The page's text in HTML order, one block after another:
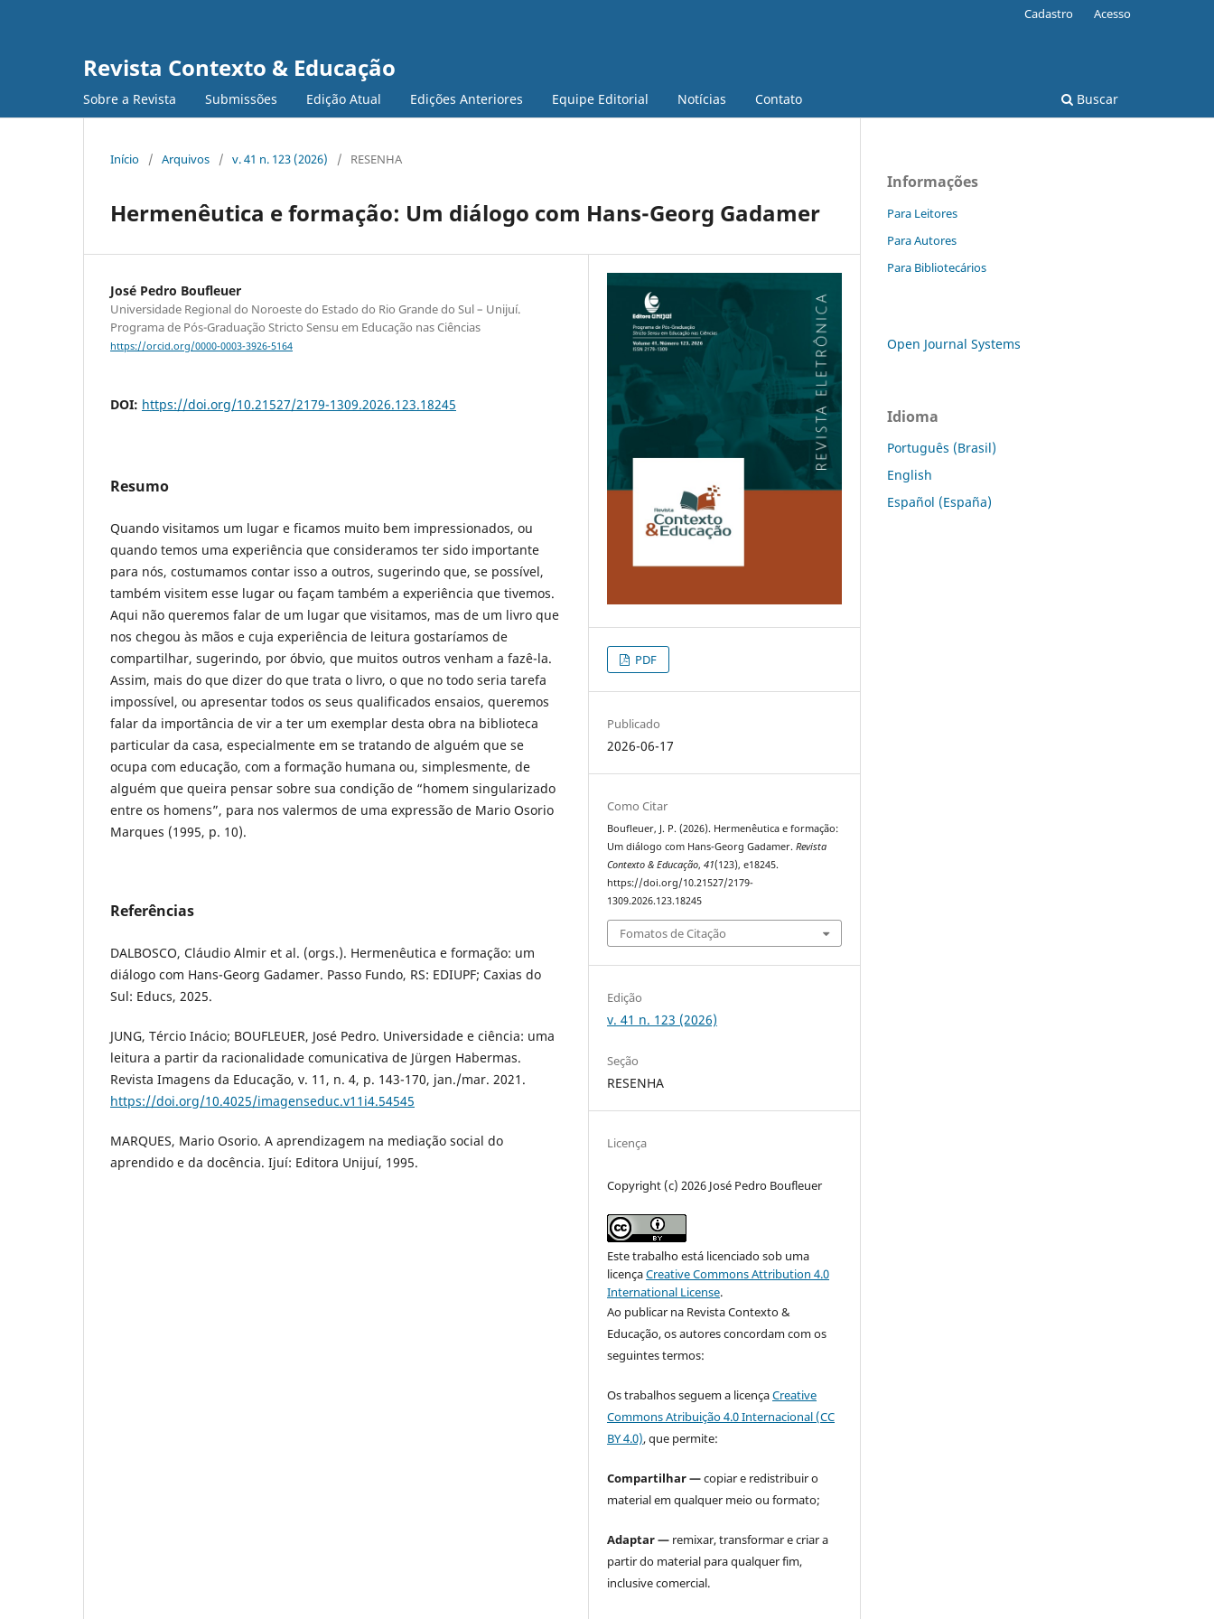
Revista Contexto & Educação
Sobre a Revista Submissões Edição Atual Edições Anteriores Equipe Editorial Notícias Contato Buscar
Cadastro Acesso
Início / Arquivos / v. 41 n. 123 (2026) / RESENHA
Hermenêutica e formação: Um diálogo com Hans-Georg Gadamer
José Pedro Boufleuer
Universidade Regional do Noroeste do Estado do Rio Grande do Sul – Unijuí.
Programa de Pós-Graduação Stricto Sensu em Educação nas Ciências
https://orcid.org/0000-0003-3926-5164
DOI: https://doi.org/10.21527/2179-1309.2026.123.18245
Resumo
Quando visitamos um lugar e ficamos muito bem impressionados, ou
quando temos uma experiência que consideramos ter sido importante
para nós, costumamos contar isso a outros, sugerindo que, se possível,
também visitem esse lugar ou façam também a experiência que tivemos.
Aqui não queremos falar de um lugar que visitamos, mas de um livro que
nos chegou às mãos e cuja experiência de leitura gostaríamos de
compartilhar, sugerindo, por óbvio, que muitos outros venham a fazê-la.
Assim, mais do que dizer do que trata o livro, o que no todo seria tarefa
impossível, ou apresentar todos os seus qualificados ensaios, queremos
falar da importância de vir a ter um exemplar desta obra na biblioteca
particular da casa, especialmente em se tratando de alguém que se
ocupa com educação, com a formação humana ou, simplesmente, de
alguém que queira pensar sobre sua condição de “homem singularizado
entre os homens”, para nos valermos de uma expressão de Mario Osorio
Marques (1995, p. 10).
Referências
DALBOSCO, Cláudio Almir et al. (orgs.). Hermenêutica e formação: um
diálogo com Hans-Georg Gadamer. Passo Fundo, RS: EDIUPF; Caxias do
Sul: Educs, 2025.
JUNG, Tércio Inácio; BOUFLEUER, José Pedro. Universidade e ciência: uma
leitura a partir da racionalidade comunicativa de Jürgen Habermas.
Revista Imagens da Educação, v. 11, n. 4, p. 143-170, jan./mar. 2021.
https://doi.org/10.4025/imagenseduc.v11i4.54545
MARQUES, Mario Osorio. A aprendizagem na mediação social do
aprendido e da docência. Ijuí: Editora Unijuí, 1995.
PDF
Publicado
2026-06-17
Como Citar
Boufleuer, J. P. (2026). Hermenêutica e formação:
Um diálogo com Hans-Georg Gadamer.Revista
Contexto & Educação,41(123), e18245.
https://doi.org/10.21527/2179-
1309.2026.123.18245
Fomatos de Citação
Edição
v. 41 n. 123 (2026)
Seção
RESENHA
Licença
Copyright (c) 2026 José Pedro Boufleuer
Este trabalho está licenciado sob uma
licençaCreative Commons Attribution 4.0
International License.
Ao publicar na Revista Contexto &
Educação, os autores concordam com os
seguintes termos:
Os trabalhos seguem a licençaCreative
Commons Atribuição 4.0 Internacional (CC
BY 4.0), que permite:
Compartilhar —copiar e redistribuir o
material em qualquer meio ou formato;
Adaptar — remixar, transformar e criar a
partir do material para qualquer fim,
inclusive comercial.
Informações
Para Leitores
Para Autores
Para Bibliotecários
Open Journal Systems
Idioma
Português (Brasil)
English
Español (España)